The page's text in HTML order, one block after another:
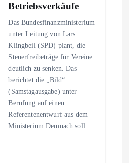
Betriebsverkäufe
Das Bundesfinanzministerium
unter Leitung von Lars
Klingbeil (SPD) plant, die
Steuerfreibeträge für Vereine
deutlich zu senken. Das
berichtet die „Bild“
(Samstagausgabe) unter
Berufung auf einen
Referentenentwurf aus dem
Ministerium.Demnach soll…